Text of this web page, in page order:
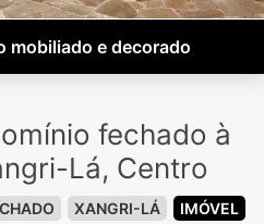
mobiliado e decorado
fechado à
Lá, Centro
XANGRI-LÁ IMÓVEL